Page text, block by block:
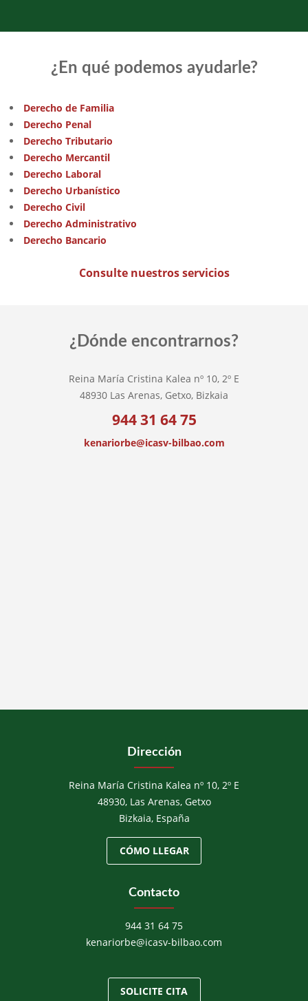
¿En qué podemos ayudarle?
Derecho de Familia
Derecho Penal
Derecho Tributario
Derecho Mercantil
Derecho Laboral
Derecho Urbanístico
Derecho Civil
Derecho Administrativo
Derecho Bancario
Consulte nuestros servicios
¿Dónde encontrarnos?
Reina María Cristina Kalea nº 10, 2º E
48930 Las Arenas, Getxo, Bizkaia
944 31 64 75
kenariorbe@icasv-bilbao.com
Dirección
Reina María Cristina Kalea nº 10, 2º E
48930, Las Arenas, Getxo
Bizkaia, España
CÓMO LLEGAR
Contacto
944 31 64 75
kenariorbe@icasv-bilbao.com
SOLICITE CITA